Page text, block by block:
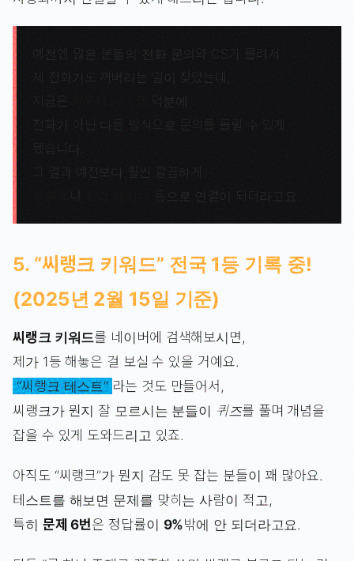
예전엔 많은 분들의 전화 문의와 CS가 몰려서
제 전화기도 꺼버리는 일이 잦았는데,
지금은
덕분에
전화가 아닌 다른 방식으로 문의를 돌릴 수 있게
됐습니다.
그 결과 예전보다 훨씬 깔끔하게
나 등으로 연결이 되더라고요.
5. “씨랭크 키워드” 전국 1등 기록 중!
(2025년 2월 15일 기준)
씨랭크 키워드를 네이버에 검색해보시면,
제가 1등 해놓은 걸 보실 수 있을 거예요.
“씨랭크 테스트” 라는 것도 만들어서,
씨랭크가 뭔지 잘 모르시는 분들이 퀴즈를 풀며 개념을
잡을 수 있게 도와드리고 있죠.
아직도 “씨랭크”가 뭔지 감도 못 잡는 분들이 꽤 많아요.
테스트를 해보면 문제를 맞히는 사람이 적고,
특히 문제 6번은 정답률이 9%밖에 안 되더라고요.